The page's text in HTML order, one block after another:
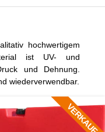
hochwertigem
ist UV- und
und Dehnung.
wiederverwendbar.
VERKAUF